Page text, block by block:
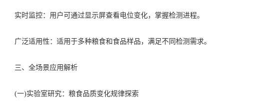
实时监控：用户可通过显示屏查看电位变化，掌握检测进程。
广泛适用性：适用于多种粮食和食品样品，满足不同检测需求。
三、全场景应用解析
(一)实验室研究：粮食品质变化规律探索